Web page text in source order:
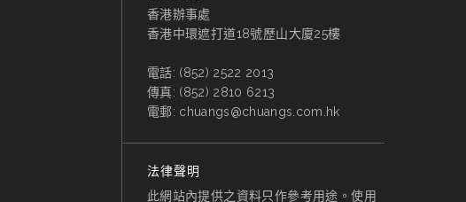
香港辦事處
香港中環遮打道18號歷山大廈25樓
電話: (852) 2522 2013
傳真: (852) 2810 6213
電郵: chuangs@chuangs.com.hk
法律聲明
此網站內提供之資料只作參考用途。使用